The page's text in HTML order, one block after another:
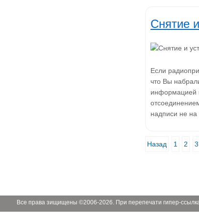
Снятие
Если
что Вы
информацией
надписи не
Назад 1 2 3
Все права зищищены ©2006-2026. При перепечати гипер-